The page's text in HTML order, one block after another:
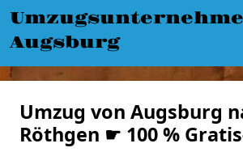
Augsburg
Umzug von Augsburg
Röthgen ☛ 100 %